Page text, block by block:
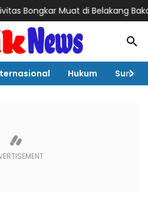
Muat di Belakang Bakamla
Hukum Sumut